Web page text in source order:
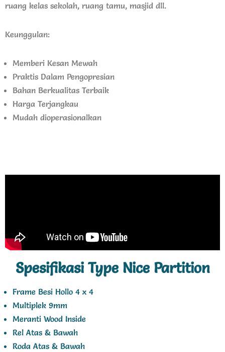
ruang kelas sekolah, ruang tamu, masjid dll.
Keunggulan:
Memberi Kesan Mewah
Praktis Dalam Pengopresian
Bahan Berkualitas Terbaik
Harga Terjangkau
Mudah dioperasionalkan
Spesifikasi Type Nice Partition
Frame Besi Hollo 4 x 4
Multiplek 9mm
Meranti Wood Inside
Rel Atas & Bawah
Roda Atas & Bawah